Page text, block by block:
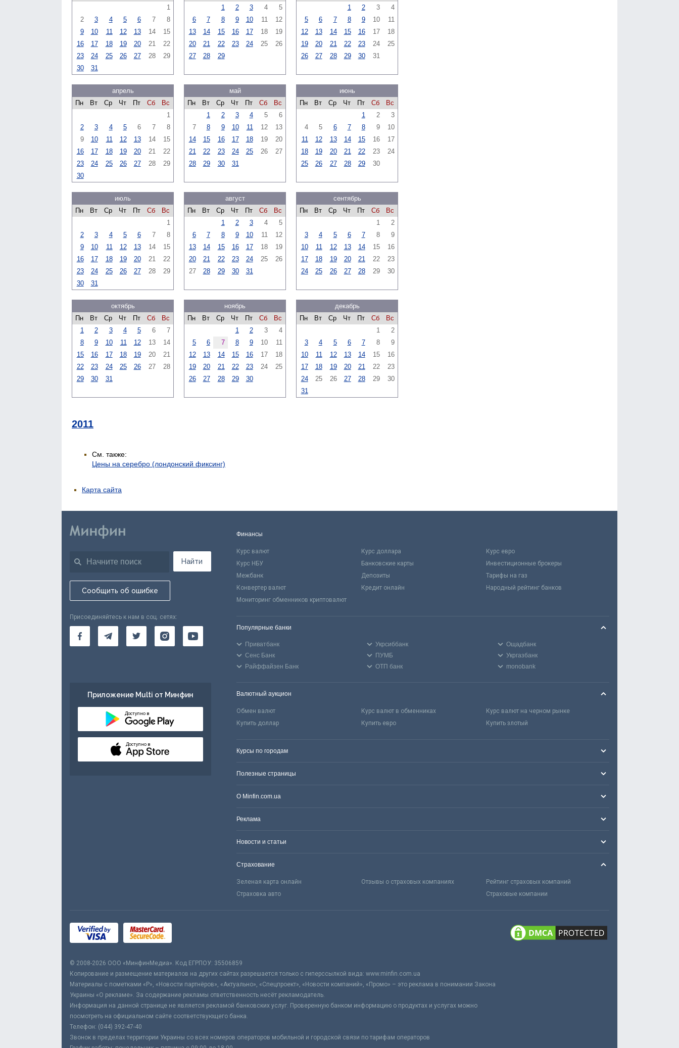
1
2
3 4 5 6 7
8
9
10 11 12 13 14
15
16
17 18 19 20 21
22
23
24 25 26 27 28
29
30
31
1
2 3 4
5
6
7 8 9 10 11
12
13
14 15 16 17 18
19
20
21 22 23 24 25
26
27
28 29
1
2 3
4
5
6 7 8 9 10
11
12
13 14 15 16 17
18
19
20 21 22 23 24
25
26
27 28 29 30 31
апрель
Пн
Вт Ср Чт Пт Сб
Вс
1
2
3 4 5 6 7
8
9
10 11 12 13 14
15
16
17 18 19 20 21
22
23
24 25 26 27 28
29
30
май
Пн
Вт Ср Чт Пт Сб
Вс
1
2 3 4 5
6
7
8 9 10 11 12
13
14
15 16 17 18 19
20
21
22 23 24 25 26
27
28
29 30 31
июнь
Пн
Вт Ср Чт Пт Сб
Вс
1
2
3
4
5 6 7 8 9
10
11
12 13 14 15 16
17
18
19 20 21 22 23
24
25
26 27 28 29 30
июль
Пн
Вт Ср Чт Пт Сб
Вс
1
2
3 4 5 6 7
8
9
10 11 12 13 14
15
16
17 18 19 20 21
22
23
24 25 26 27 28
29
30
31
август
Пн
Вт Ср Чт Пт Сб
Вс
1
2 3 4
5
6
7 8 9 10 11
12
13
14 15 16 17 18
19
20
21 22 23 24 25
26
27
28 29 30 31
сентябрь
Пн
Вт Ср Чт Пт Сб
Вс
1
2
3
4 5 6 7 8
9
10
11 12 13 14 15
16
17
18 19 20 21 22
23
24
25 26 27 28 29 30
октябрь
Пн
Вт Ср Чт Пт Сб
Вс
1
2 3 4 5 6
7
8
9 10 11 12 13
14
15
16 17 18 19 20
21
22
23 24 25 26 27
28
29
30 31
ноябрь
Пн
Вт Ср Чт Пт Сб
Вс
1
2 3
4
5
6 7 8 9 10
11
12
13 14 15 16 17
18
19
20 21 22 23 24
25
26
27 28 29 30
декабрь
Пн
Вт Ср Чт Пт Сб
Вс
1
2
3
4 5 6 7 8
9
10
11 12 13 14 15
16
17
18 19 20 21 22
23
24
25 26 27 28 29
30
31
2011
См. также:
Цены на серебро (лондонский фиксинг)
Карта сайта
Найти
Сообщить об ошибке
Присоединяйтесь к нам в соц. сетях:
Приложение Multi от Минфин
Доступно в
Доступно в
Финансы
Курс валют Курс доллара
Курс евро
Курс НБУ
Банковские карты
Инвестиционные брокеры
Межбанк
Депозиты
Тарифы на газ
Конвертер валют
Кредит онлайн
Народный рейтинг банков
Мониторинг обменников криптовалют
Популярные банки
Приватбанк Укрсиббанк
Ощадбанк
Сенс Банк
ПУМБ
Укргазбанк
Райффайзен Банк
ОТП банк monobank
Валютный аукцион
Обмен валют Курс валют в обменниках
Курс валют на черном рынке
Купить доллар
Купить евро Купить злотый
Курсы по городам
Полезные страницы
О Minfin.com.ua
Реклама
Новости и статьи
Страхование
Зеленая карта онлайн Отзывы о страховых компаниях
Рейтинг страховых компаний
Страховка авто
Страховые компании
© 2008-2026 ООО «МинфинМедиа». Код ЕГРПОУ: 35506859
Копирование и размещение материалов на других сайтах разрешается только с гиперссылкой вида: www.minfin.com.ua
Материалы с пометками «Р», «Новости партнёров», «Актуально», «Спецпроект», «Новости компаний», «Промо» – это реклама в понимании Закона
Украины «О рекламе». За содержание рекламы ответственность несёт рекламодатель.
Информация на данной странице не является рекламой банковских услуг. Проверенную банком информацию о продуктах и услугах можно
посмотреть на официальном сайте соответствующего банка.
Телефон: (044) 392-47-40
Звонок в пределах территории Украины со всех номеров операторов мобильной и городской связи по тарифам операторов